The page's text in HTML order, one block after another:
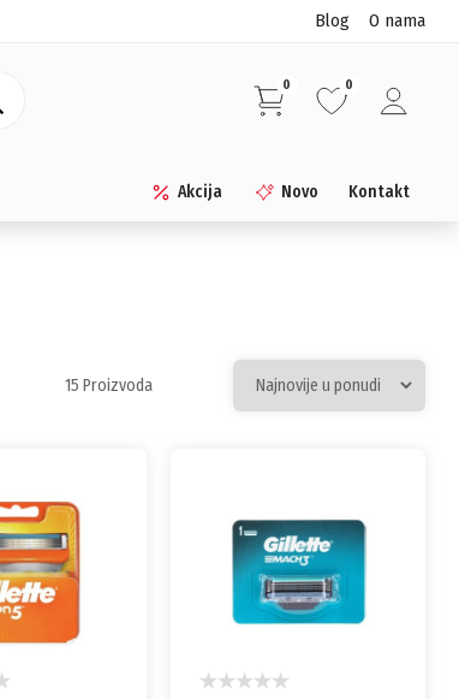
Blog O nama
0 0
Akcija Novo Kontakt
15